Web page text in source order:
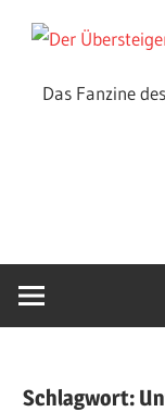
Inhalt
Das Fanzine
Schlagwort: